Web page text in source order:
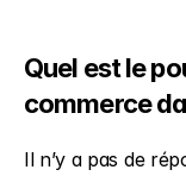
Quel est le
commerce
Il n’y a pas de